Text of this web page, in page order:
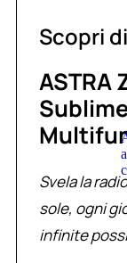
Scopri
ASTRA
Svela la
sole, ogni
infinite